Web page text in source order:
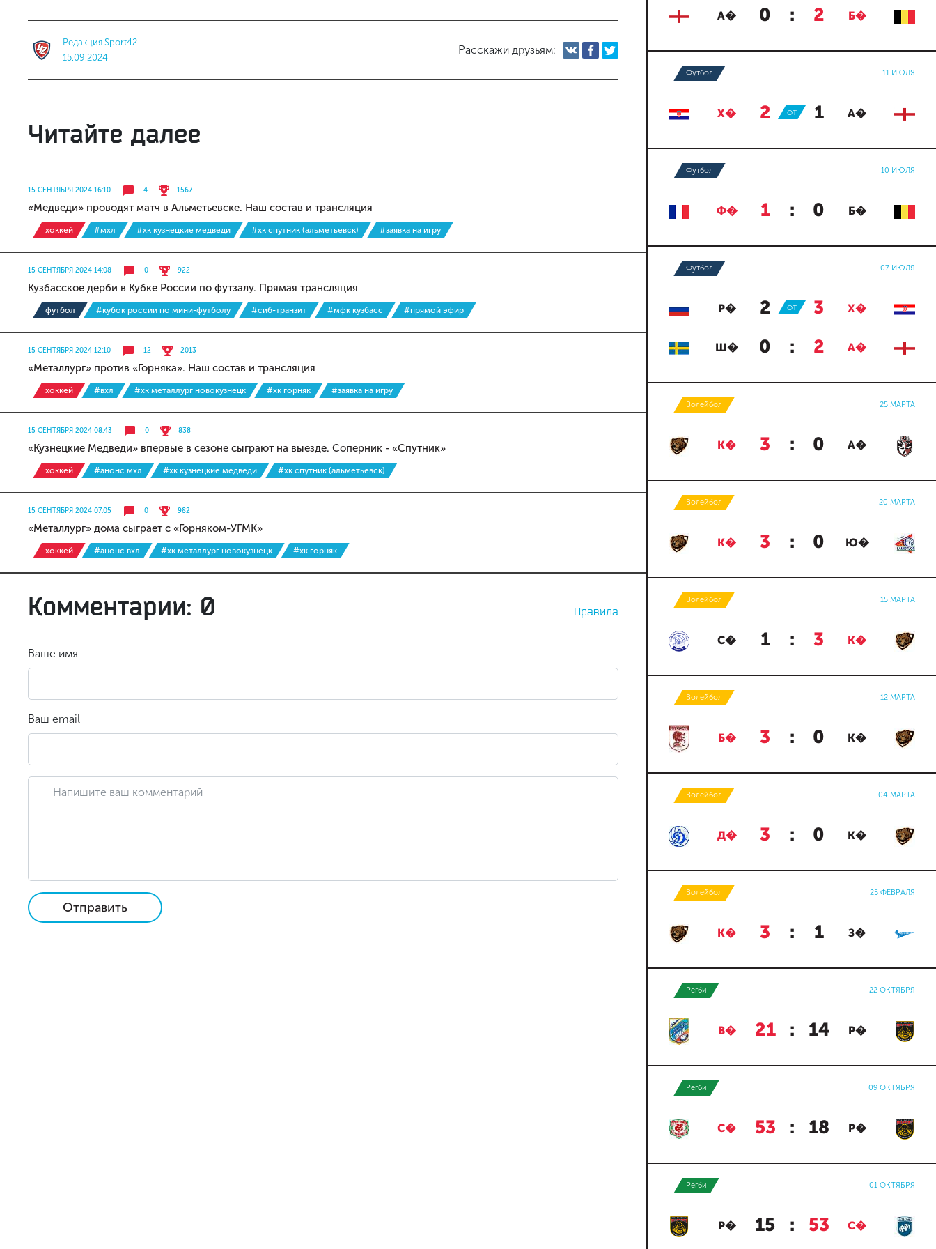
Редакция Sport42
15.09.2024
Расскажи друзьям:
Читайте далее
15 СЕНТЯБРЯ 2024 16:10 4 1567
«Медведи» проводят матч в Альметьевске. Наш состав и трансляция
хоккей #мхл #хк кузнецкие медведи #хк спутник (альметьевск) #заявка на игру
15 СЕНТЯБРЯ 2024 14:08 0 922
Кузбасское дерби в Кубке России по футзалу. Прямая трансляция
футбол #кубок россии по мини-футболу #сиб-транзит #мфк кузбасс #прямой эфир
15 СЕНТЯБРЯ 2024 12:10 12 2013
«Металлург» против «Горняка». Наш состав и трансляция
хоккей #вхл #хк металлург новокузнецк #хк горняк #заявка на игру
15 СЕНТЯБРЯ 2024 08:43 0 838
«Кузнецкие Медведи» впервые в сезоне сыграют на выезде. Соперник - «Спутник»
хоккей #анонс мхл #хк кузнецкие медведи #хк спутник (альметьевск)
15 СЕНТЯБРЯ 2024 07:05 0 982
«Металлург» дома сыграет с «Горняком-УГМК»
хоккей #анонс вхл #хк металлург новокузнецк #хк горняк
Комментарии: 0 Правила
Ваше имя
Ваш email
Отправить
А� 0 : 2 Б�
Футбол 11 ИЮЛЯ
Х� 2 : 1 А�
ОТ
Футбол 10 ИЮЛЯ
Ф� 1 : 0 Б�
Футбол 07 ИЮЛЯ
Р� 2 : 3 Х�
ОТ
Ш� 0 : 2 А�
Волейбол 25 МАРТА
К� 3 : 0 А�
Волейбол 20 МАРТА
К� 3 : 0 Ю�
Волейбол 15 МАРТА
С� 1 : 3 К�
Волейбол 12 МАРТА
Б� 3 : 0 К�
Волейбол 04 МАРТА
Д� 3 : 0 К�
Волейбол 25 ФЕВРАЛЯ
К� 3 : 1 З�
Регби 22 ОКТЯБРЯ
В� 21 : 14 Р�
Регби 09 ОКТЯБРЯ
С� 53 : 18 Р�
Регби 01 ОКТЯБРЯ
Р� 15 : 53 С�